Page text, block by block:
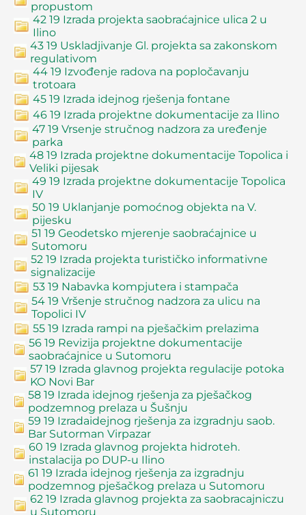
propustom
42 19 Izrada projekta saobraćajnice ulica 2 u
Ilino
43 19 Uskladjivanje Gl. projekta sa zakonskom
regulativom
44 19 Izvođenje radova na popločavanju
trotoara
45 19 Izrada idejnog rješenja fontane
46 19 Izrada projektne dokumentacije za Ilino
47 19 Vrsenje stručnog nadzora za uređenje
parka
48 19 Izrada projektne dokumentacije Topolica i
Veliki pijesak
49 19 Izrada projektne dokumentacije Topolica
IV
50 19 Uklanjanje pomoćnog objekta na V.
pijesku
51 19 Geodetsko mjerenje saobraćajnice u
Sutomoru
52 19 Izrada projekta turističko informativne
signalizacije
53 19 Nabavka kompjutera i stampača
54 19 Vršenje stručnog nadzora za ulicu na
Topolici IV
55 19 Izrada rampi na pješačkim prelazima
56 19 Revizija projektne dokumentacije
saobraćajnice u Sutomoru
57 19 Izrada glavnog projekta regulacije potoka
KO Novi Bar
58 19 Izrada idejnog rješenja za pješačkog
podzemnog prelaza u Šušnju
59 19 Izradaidejnog rješenja za izgradnju saob.
Bar Sutorman Virpazar
60 19 Izrada glavnog projekta hidroteh.
instalacija po DUP-u Ilino
61 19 Izrada idejnog rješenja za izgradnju
podzemnog pješačkog prelaza u Sutomoru
62 19 Izrada glavnog projekta za saobracajniczu
u Sutomoru